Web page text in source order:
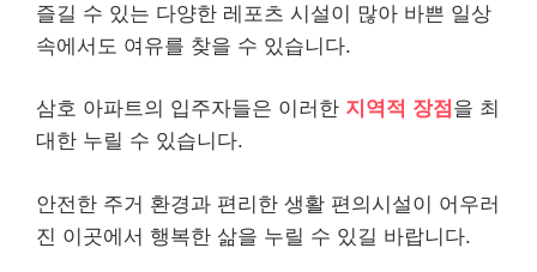
즐길 수 있는 다양한 레포츠 시설이 많아 바쁜 일상
속에서도 여유를 찾을 수 있습니다.
삼호 아파트의 입주자들은 이러한 지역적 장점 을 최
대한 누릴 수 있습니다.
안전한 주거 환경과 편리한 생활 편의시설이 어우러
진 이곳에서 행복한 삶을 누릴 수 있길 바랍니다.